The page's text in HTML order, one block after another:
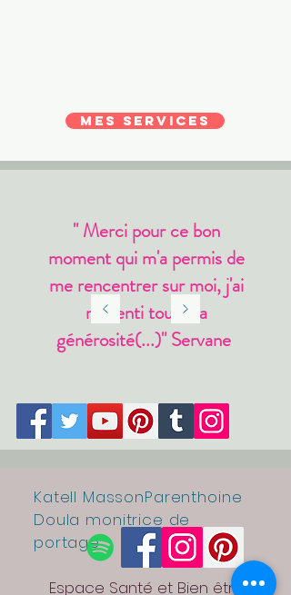
Mes services
" Merci pour ce bon
moment qui m'a permis de
me rencentrer sur moi, j'ai
ressenti toute ta
générosité(...)" Servane
Katell MassonParenthoine
Doula monitrice de
portage
Espace Santé et Bien être